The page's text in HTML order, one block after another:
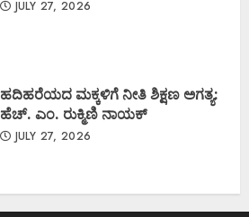
JULY 27, 2026
ಹದಿಹರೆಯದ ಮಕ್ಕಳಿಗೆ ನೀತಿ ಶಿಕ್ಷಣ ಅಗತ್ಯ:
ಹೆಚ್. ಎಂ. ರುಕ್ಮಿಣಿ ನಾಯಕ್
JULY 27, 2026